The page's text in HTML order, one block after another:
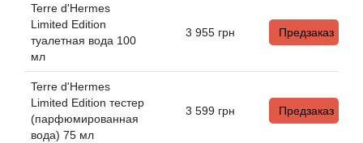
Terre d'Hermes
Limited Edition
туалетная вода 100
мл
3 955 грн Предзаказ
Terre d'Hermes
Limited Edition тестер
(парфюмированная
вода) 75 мл
3 599 грн Предзаказ
Al Haramain
Al Jazeera
Alaia Paris
Alexander McQueen